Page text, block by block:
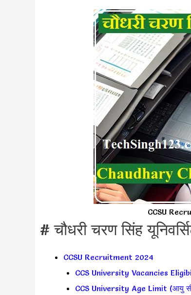
CCSU
# चौधरी चरण सिंह
CCSU Recruitment 2024
CCS University Vacancies
CCS University Age Limit (आयु